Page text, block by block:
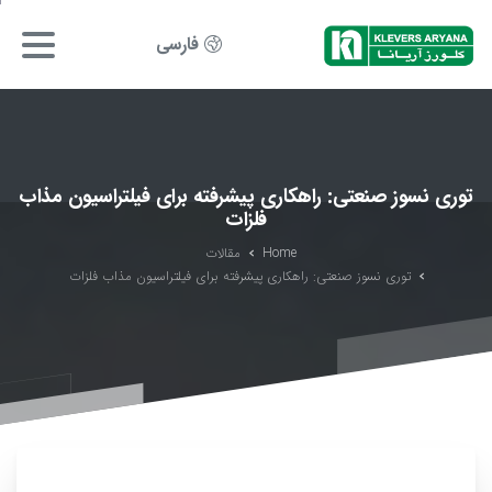
فارسی
توری نسوز صنعتی: راهکاری پیشرفته برای فیلتراسیون مذاب
فلزات
Home
مقالات
توری نسوز صنعتی: راهکاری پیشرفته برای فیلتراسیون مذاب فلزات